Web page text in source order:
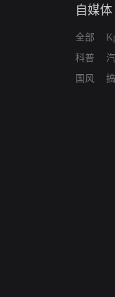
自媒体
全部
科普
国风